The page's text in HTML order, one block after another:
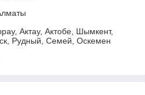
Актау, Актобе, Шымкент,
Рудный, Семей, Оскемен